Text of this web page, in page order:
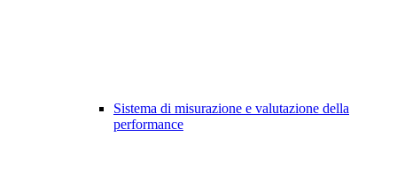
Sistema di misurazione e valutazione della
performance